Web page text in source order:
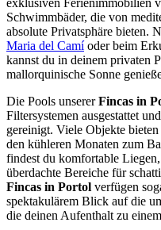
exklusiven Ferienimmobilien
Schwimmbäder, die von
absolute Privatsphäre bieten.
Maria del Camíoder beim
kannst du in deinem privaten
mallorquinische Sonne
Die Pools unsererFincas in
Filtersystemen ausgestattet
gereinigt. Viele Objekte
den kühleren Monaten zum
findest du komfortable
überdachte Bereiche für
Fincas in Portol verfügen
spektakulärem Blick auf die
die deinen Aufenthalt zu